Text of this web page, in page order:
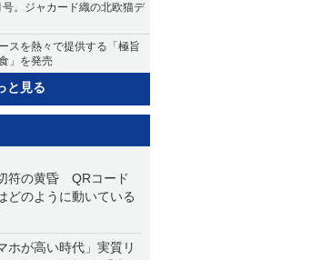
。ジャカード織の北欧猫デ
スを熱々で提供する「極旨
」を発売
と見る
符の黄昏 QRコード
どのように動いている
ホが高い時代」実質リ